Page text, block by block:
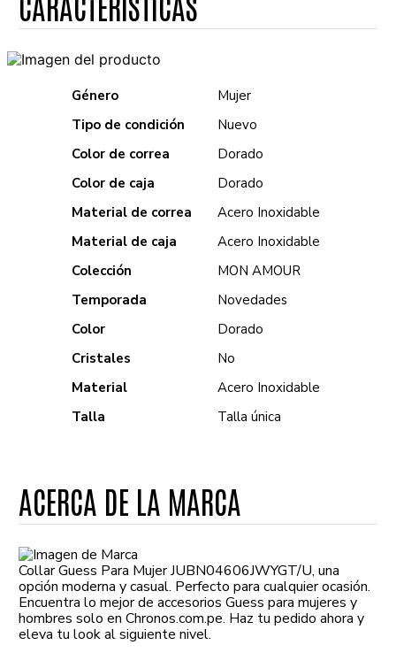
Género
Mujer
Tipo de condición
Nuevo
Color de correa
Dorado
Color de caja
Dorado
Material de correa
Acero Inoxidable
Material de caja
Acero Inoxidable
Colección
MON AMOUR
Temporada
Novedades
Color
Dorado
Cristales
No
Material
Acero Inoxidable
Talla
Talla única
ACERCA DE LA MARCA
Collar Guess Para Mujer JUBN04606JWYGT/U, una
opción moderna y casual. Perfecto para cualquier ocasión.
Encuentra lo mejor de accesorios Guess para mujeres y
hombres solo en Chronos.com.pe. Haz tu pedido ahora y
eleva tu look al siguiente nivel.